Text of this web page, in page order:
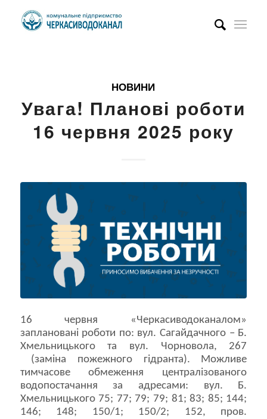
НОВИНИ
Увага! Планові роботи
16 червня 2025 року
16 червня «Черкасиводоканалом»
заплановані роботи по: вул. Сагайдачного – Б.
Хмельницького та вул. Чорновола, 267
(заміна пожежного гідранта). Можливе
тимчасове обмеження централізованого
водопостачання за адресами: вул. Б.
Хмельницького 75; 77; 79; 79; 81; 83; 85; 144;
146; 148; 150/1; 150/2; 152, пров.